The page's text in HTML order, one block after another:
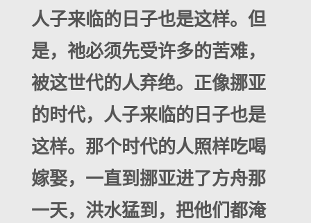
人子来临的日子也是这样。但
是，祂必须先受许多的苦难，
被这世代的人弃绝。正像挪亚
的时代，人子来临的日子也是
这样。那个时代的人照样吃喝
嫁娶，一直到挪亚进了方舟那
一天，洪水猛到，把他们都淹